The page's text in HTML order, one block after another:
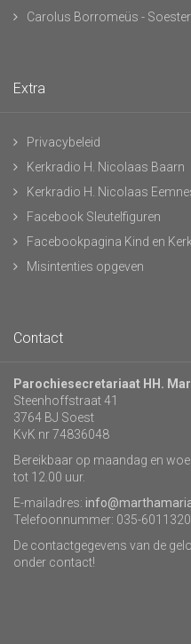
Carolus Borromeüs -
Extra
Privacybeleid
Kerkradio H. Nicolaas Baarn
Kerkradio H. Nicolaas
Facebook Sleutelfiguren
Facebookpagina Kind en Kerk
Misintenties opgeven
Contact
Parochiesecretariaat HH.
Steenhoffstraat 41
3764 BJ Soest
KvK nr 74836048
Bereikbaar op maandag en
tot 12.00 uur.
E-mailadres:
Telefoonnummer: 035-6011320
De contactgegevens van de
onder contact!